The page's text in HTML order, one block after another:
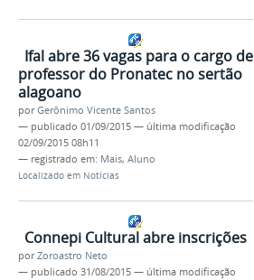
Ifal abre 36 vagas para o cargo de
professor do Pronatec no sertão
alagoano
porGerônimo Vicente Santos
— publicado 01/09/2015 — última modificação
02/09/2015 08h11
— registrado em: Mais, Aluno
Localizado em Notícias
Connepi Cultural abre inscrições
porZoroastro Neto
— publicado 31/08/2015 — última modificação